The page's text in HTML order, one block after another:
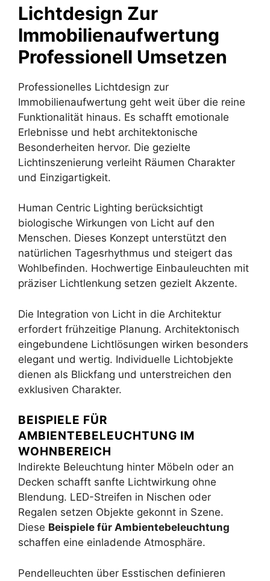
Lichtdesign Zur
Immobilienaufwertung
Professionell Umsetzen
Professionelles Lichtdesign zur
Immobilienaufwertung geht weit über die reine
Funktionalität hinaus. Es schafft emotionale
Erlebnisse und hebt architektonische
Besonderheiten hervor. Die gezielte
Lichtinszenierung verleiht Räumen Charakter
und Einzigartigkeit.
Human Centric Lighting berücksichtigt
biologische Wirkungen von Licht auf den
Menschen. Dieses Konzept unterstützt den
natürlichen Tagesrhythmus und steigert das
Wohlbefinden. Hochwertige Einbauleuchten mit
präziser Lichtlenkung setzen gezielt Akzente.
Die Integration von Licht in die Architektur
erfordert frühzeitige Planung. Architektonisch
eingebundene Lichtlösungen wirken besonders
elegant und wertig. Individuelle Lichtobjekte
dienen als Blickfang und unterstreichen den
exklusiven Charakter.
BEISPIELE FÜR
AMBIENTEBELEUCHTUNG IM
WOHNBEREICH
Indirekte Beleuchtung hinter Möbeln oder an
Decken schafft sanfte Lichtwirkung ohne
Blendung. LED-Streifen in Nischen oder
Regalen setzen Objekte gekonnt in Szene.
Diese Beispiele für Ambientebeleuchtung
schaffen eine einladende Atmosphäre.
Pendelleuchten über Esstischen definieren